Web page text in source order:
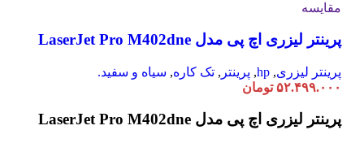
مقایسه
پرینتر لیزری اچ پی مدل LaserJet Pro M402dne
پرینتر لیزری,
hp
, پرینتر , تک کاره, سیاه و سفید.
۵۲.۴۹۹.۰۰۰ تومان
پرینتر لیزری اچ پی مدل LaserJet Pro M402dne